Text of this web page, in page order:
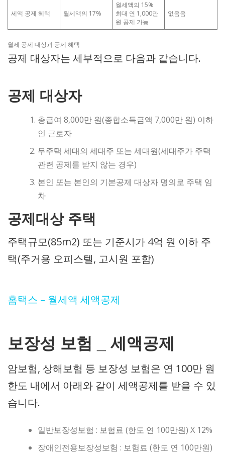
세액 공제 혜택 월세액의 17%
월세액의 15%
최대 연 1,000만
원 공제 가능
없음음
월세 공제 대상과 공제 혜택
공제 대상자는 세부적으로 다음과 같습니다.
공제 대상자
총급여 8,000만 원(종합소득금액 7,000만 원) 이하
인 근로자
무주택 세대의 세대주 또는 세대원(세대주가 주택
관련 공제를 받지 않는 경우)
본인 또는 본인의 기본공제 대상자 명의로 주택 임
차
공제대상 주택
주택규모(85m2) 또는 기준시가 4억 원 이하 주
택(주거용 오피스텔, 고시원 포함)
홈택스 – 월세액 세액공제
보장성 보험 _ 세액공제
암보험, 상해보험 등 보장성 보험은 연 100만 원
한도 내에서 아래와 같이 세액공제를 받을 수 있
습니다.
일반보장성보험 : 보험료 (한도 연 100만원) X 12%
장애인전용보장성보험 : 보험료 (한도 연 100만원)